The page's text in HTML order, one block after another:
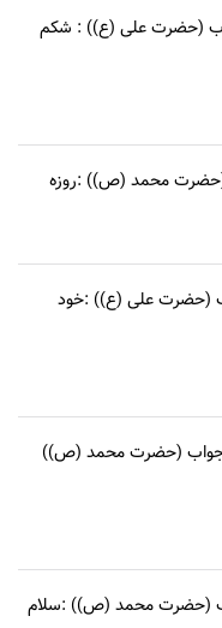
(حضرت علی (ع)) : شکم
محمد (ص)) :روزه
(حضرت علی (ع)) :خود
جواب (حضرت محمد (ص))
(حضرت محمد (ص)) :سلام